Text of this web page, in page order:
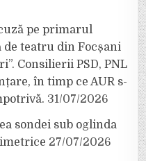
pe primarul
de teatru din Focșani
Consilierii PSD, PNL
în timp ce AUR s-
31/07/2026
sondei sub oglinda
27/07/2026